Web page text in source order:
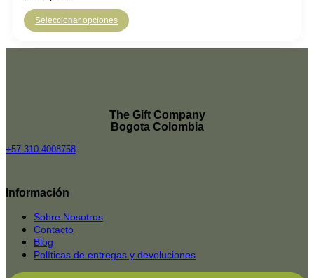
Seleccionar opciones
The Gift Company
Bogota Colombia
+57 310 4008758
Rated
2025-
Información
Sobre Nosotros
Contacto
Blog
Políticas de entregas y devoluciones